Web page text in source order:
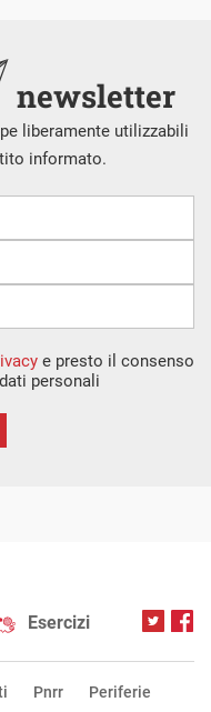
newsletter
liberamente utilizzabili
informato.
e presto il consenso
personali
Esercizi
Pnrr Periferie